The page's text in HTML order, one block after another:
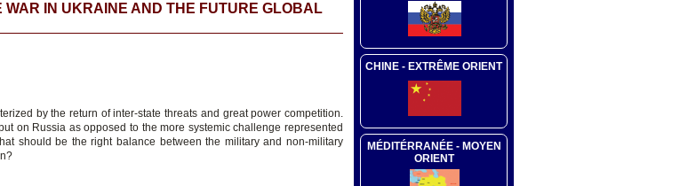
WAR IN UKRAINE AND THE FUTURE GLOBAL
by the return of inter-state threats and great power competition.
on Russia as opposed to the more systemic challenge represented
should be the right balance between the military and non-military
CHINE - EXTRÊME ORIENT
MÉDITÉRRANÉE - MOYEN
ORIENT